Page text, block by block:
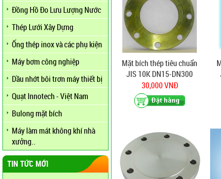
Đồng Hồ Đo Lưu Lượng Nước
Thép Lưới Xây Dựng
Ống thép inox và các phụ kiện
Máy bơm công nghiệp
Dầu nhớt bôi trơn máy thiết bị
Quạt Innotech - Việt Nam
Bulong mặt bích
Máy làm mát không khí nhà
xưởng..
TIN TỨC MỚI
Mặt bích thép tiêu chuẩn
JIS 10K DN15-DN300
30,000 VNĐ